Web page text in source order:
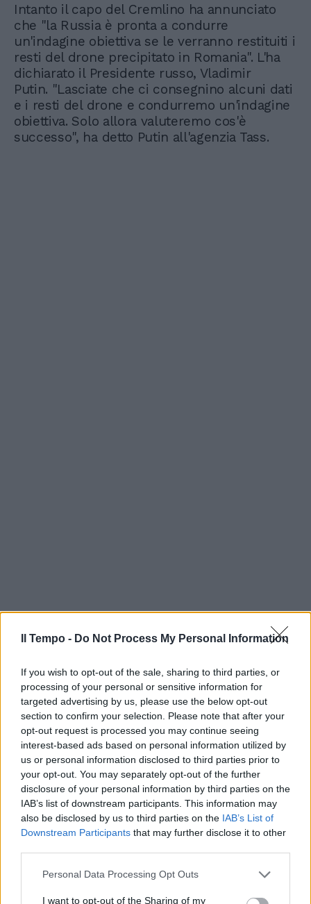
Il Tempo - Do Not Process My Personal Information
If you wish to opt-out of the sale, sharing to third parties, or
processing of your personal or sensitive information for
targeted advertising by us, please use the below opt-out
section to confirm your selection. Please note that after your
opt-out request is processed you may continue seeing
interest-based ads based on personal information utilized by
us or personal information disclosed to third parties prior to
your opt-out. You may separately opt-out of the further
disclosure of your personal information by third parties on the
IAB’s list of downstream participants. This information may
also be disclosed by us to third parties on the IAB’s List of
Downstream Participants that may further disclose it to other
Personal Data Processing Opt Outs
I want to opt-out of the Sharing of my
Intanto il capo del Cremlino ha annunciato
che "la Russia è pronta a condurre
un'indagine obiettiva se le verranno restituiti i
resti del drone precipitato in Romania". L'ha
dichiarato il Presidente russo, Vladimir
Putin. "Lasciate che ci consegnino alcuni dati
e i resti del drone e condurremo un'indagine
obiettiva. Solo allora valuteremo cos'è
successo", ha detto Putin all'agenzia Tass.